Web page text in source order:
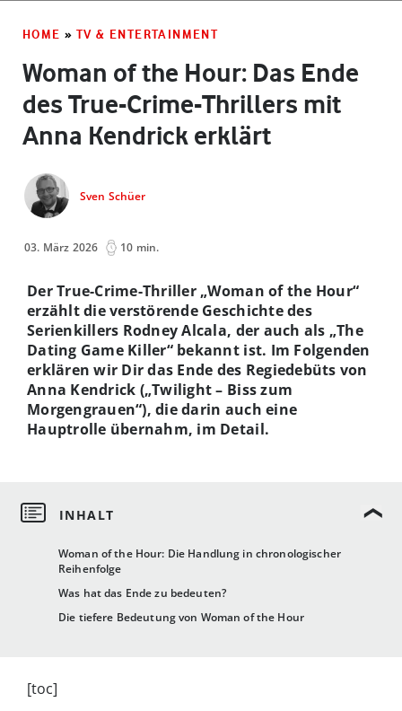
HOME » TV & ENTERTAINMENT
Woman of the Hour: Das Ende
des True-Crime-Thrillers mit
Anna Kendrick erklärt
Sven Schüer
03. März 2026 10 min.
Woman of the Hour: Die Handlung in chronologischer
Reihenfolge
Was hat das Ende zu bedeuten?
Die tiefere Bedeutung von Woman of the Hour
Der True-Crime-Thriller „Woman of the Hour“
erzählt die verstörende Geschichte des
Serienkillers Rodney Alcala, der auch als „The
Dating Game Killer“ bekannt ist. Im Folgenden
erklären wir Dir das Ende des Regiedebüts von
Anna Kendrick („Twilight – Biss zum
Morgengrauen“), die darin auch eine
Hauptrolle übernahm, im Detail.
[toc]